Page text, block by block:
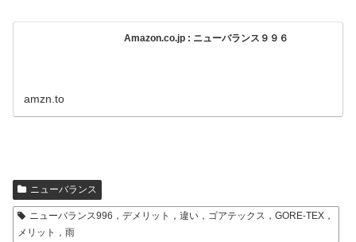
Amazon.co.jp : ニューバランス９９６
amzn.to
ニューバランス
ニューバランス996，デメリット，違い，ゴアテックス，GORE-TEX，
メリット，雨